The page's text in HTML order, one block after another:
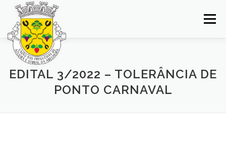
Saltar
conteúdo
Menu
INÍCIO JUNTA DE FREGUESIA
BALCÃO VIRTUAL NOTÍCIAS MAPA
EDITAL 3/2022 – TOLERÂNCIA DE
PONTO CARNAVAL